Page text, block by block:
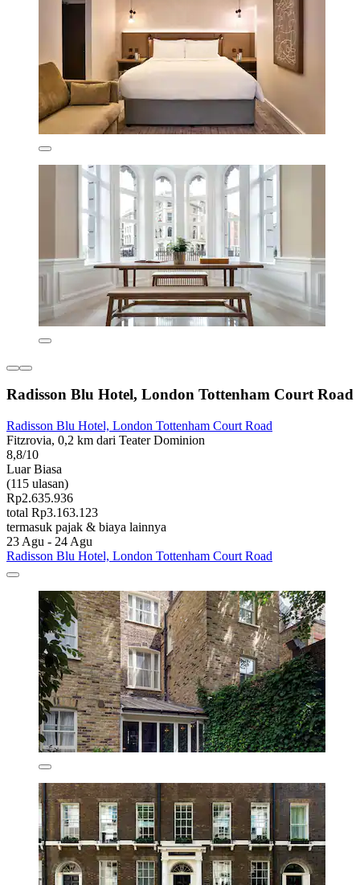
Radisson Blu Hotel, London Tottenham Court Road
Radisson Blu Hotel, London Tottenham Court Road
Fitzrovia, 0,2 km dari Teater Dominion
8,8/10
Luar Biasa
(115 ulasan)
Rp2.635.936
total Rp3.163.123
termasuk pajak & biaya lainnya
23 Agu - 24 Agu
Radisson Blu Hotel, London Tottenham Court Road